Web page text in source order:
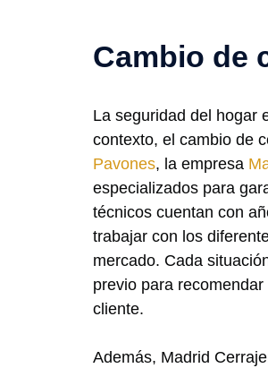
Cambio de
La seguridad del hogar
contexto, el cambio de
Pavones, la empresa
especializados para
técnicos cuentan con
trabajar con los
mercado. Cada
previo para
cliente.
Además, Madrid